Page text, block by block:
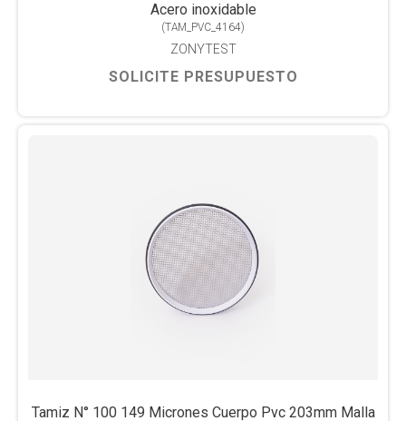
Acero inoxidable
(TAM_PVC_4164)
ZONYTEST
SOLICITE PRESUPUESTO
Tamiz N° 100 149 Micrones Cuerpo Pvc 203mm Malla